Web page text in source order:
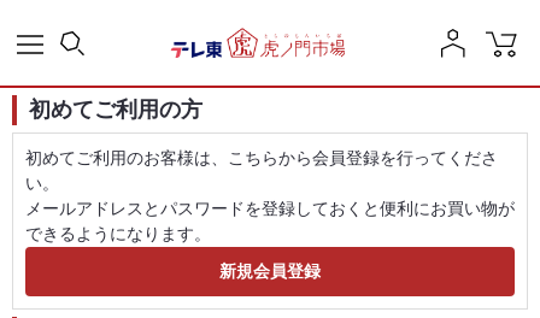
初めてご利用の方
初めてご利用のお客様は、こちらから会員登録を行ってくださ
い。
メールアドレスとパスワードを登録しておくと便利にお買い物が
できるようになります。